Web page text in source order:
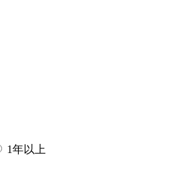
1年以上